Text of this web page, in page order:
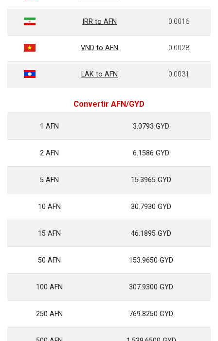
IRR to AFN 0.0016
VND to AFN 0.0028
LAK to AFN 0.0031
Convertir AFN/GYD
1 AFN 3.0793 GYD
2 AFN 6.1586 GYD
5 AFN 15.3965 GYD
10 AFN 30.7930 GYD
15 AFN 46.1895 GYD
50 AFN 153.9650 GYD
100 AFN 307.9300 GYD
250 AFN 769.8250 GYD